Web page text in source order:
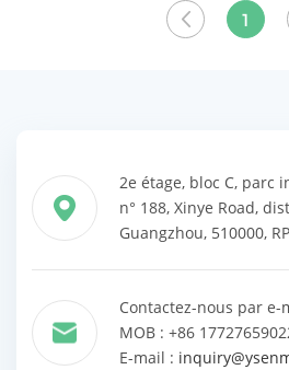
1
2e étage, bloc C, parc
n° 188, Xinye Road,
Guangzhou, 510000,
Contactez-nous par
MOB : +86
E-mail :